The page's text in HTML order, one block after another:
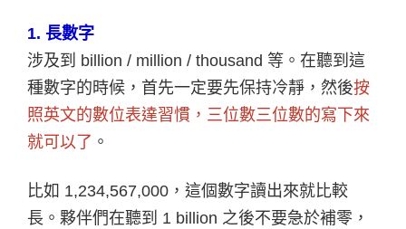
1. 長數字
涉及到 billion / million / thousand 等。在聽到這
種數字的時候，首先一定要先保持冷靜，然後按
照英文的數位表達習慣，三位數三位數的寫下來
就可以了 。
比如 1,234,567,000，這個數字讀出來就比較
長。夥伴們在聽到 1 billion 之後不要急於補零，